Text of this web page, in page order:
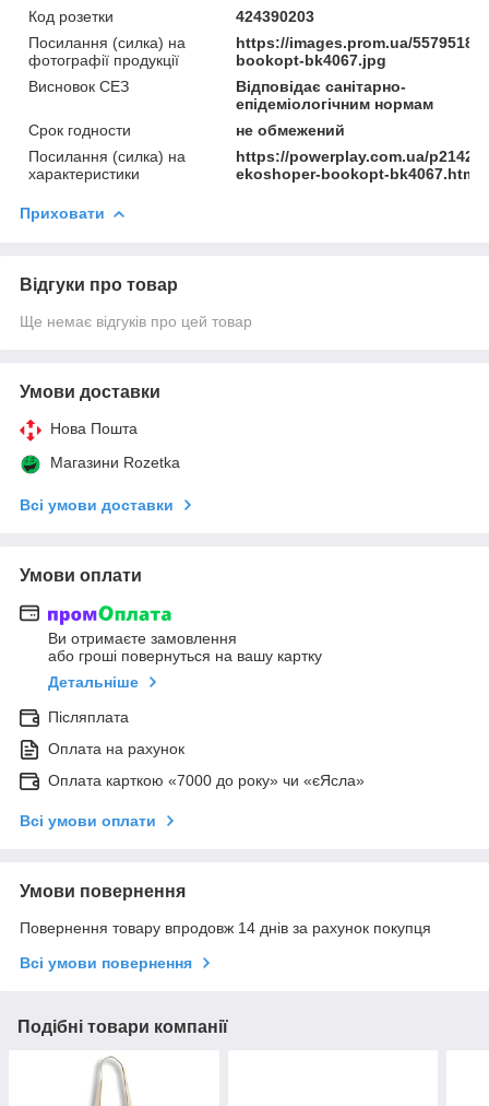
Код розетки
424390203
Посилання (силка) на
фотографії продукції
https://images.prom.ua/
bookopt-bk4067.jpg
Висновок СЕЗ
Відповідає санітарно-
епідеміологічним нормам
Срок годности
не обмежений
Посилання (силка) на
характеристики
https://powerplay.com.ua/
ekoshoper-bookopt-bk4067.html
Приховати
Відгуки про товар
Ще немає відгуків про цей товар
Умови доставки
Нова Пошта
Магазини Rozetka
Всі умови доставки
Умови оплати
Ви отримаєте замовлення
або гроші повернуться на вашу картку
Детальніше
Післяплата
Оплата на рахунок
Оплата карткою «7000 до року» чи «єЯсла»
Всі умови оплати
Умови повернення
Повернення товару впродовж 14 днів за рахунок покупця
Всі умови повернення
Подібні товари компанії